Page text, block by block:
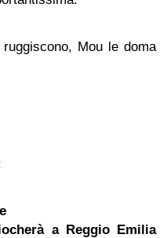
Mou le doma
a Reggio Emilia